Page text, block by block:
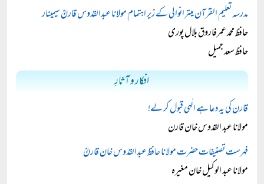
مدرسہ تعلیم القرآن میترانوالی کے زیر اہتمام مولانا عبدالقدوس قارنؒ سیمینار
حافظ محمد عمرفاروق بلال پوری
حافظ سعد جمیل
افکار و آثارِ
قارن کی یہ دعا ہے الٰہی قبول کر لے!
مولانا عبد القدوس خان قارن
فہرست تصنیفات حضرت مولانا حافظ عبدالقدوس خان قارنؒ
مولانا عبد الوکیل خان مغیرہ